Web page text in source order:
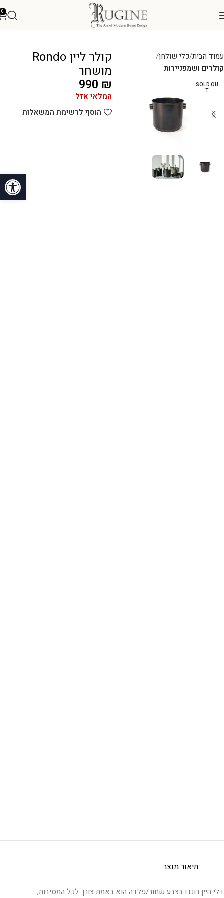
פתח
0
עמוד הבית כלי שולחן
קולרים ושמפניירות
SOLD OU
T
קולר ליין Rondo
מושחר
990 ₪
המלאי אזל
הוסף לרשימת המשאלות
תיאור מוצר
דלי היין רונדו בצבע שחור/פלדה הוא באמת צורך לכל המסיבות,